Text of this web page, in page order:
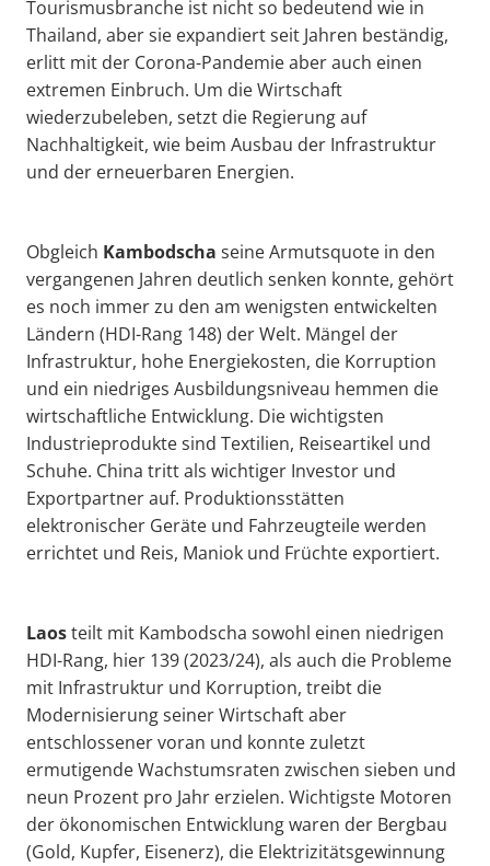
Tourismusbranche ist nicht so bedeutend wie in
Thailand, aber sie expandiert seit Jahren beständig,
erlitt mit der Corona-Pandemie aber auch einen
extremen Einbruch. Um die Wirtschaft
wiederzubeleben, setzt die Regierung auf
Nachhaltigkeit, wie beim Ausbau der Infrastruktur
und der erneuerbaren Energien.
Obgleich Kambodscha seine Armutsquote in den
vergangenen Jahren deutlich senken konnte, gehört
es noch immer zu den am wenigsten entwickelten
Ländern (HDI-Rang 148) der Welt. Mängel der
Infrastruktur, hohe Energiekosten, die Korruption
und ein niedriges Ausbildungsniveau hemmen die
wirtschaftliche Entwicklung. Die wichtigsten
Industrieprodukte sind Textilien, Reiseartikel und
Schuhe. China tritt als wichtiger Investor und
Exportpartner auf. Produktionsstätten
elektronischer Geräte und Fahrzeugteile werden
errichtet und Reis, Maniok und Früchte exportiert.
Laosteilt mit Kambodscha sowohl einen niedrigen
HDI-Rang, hier 139 (2023/24), als auch die Probleme
mit Infrastruktur und Korruption, treibt die
Modernisierung seiner Wirtschaft aber
entschlossener voran und konnte zuletzt
ermutigende Wachstumsraten zwischen sieben und
neun Prozent pro Jahr erzielen. Wichtigste Motoren
der ökonomischen Entwicklung waren der Bergbau
(Gold, Kupfer, Eisenerz), die Elektrizitätsgewinnung